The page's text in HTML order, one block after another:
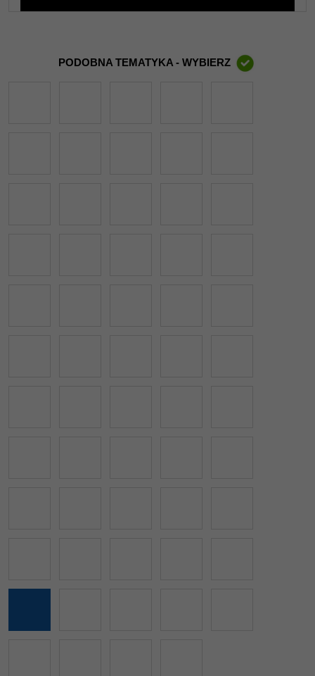
PODOBNA TEMATYKA - WYBIERZ